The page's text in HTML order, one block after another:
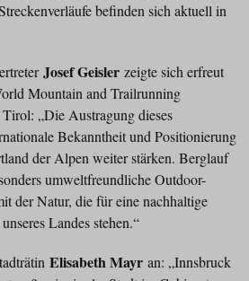
befinden sich aktuell in
Josef Geisler zeigte sich erfreut
Mountain and Trailrunning
„Die Austragung dieses
Bekanntheit und Positionierung
der Alpen weiter stärken. Berglauf
umweltfreundliche Outdoor-
der Natur, die für eine nachhaltige
Landes stehen.“
Elisabeth Mayr an: „Innsbruck